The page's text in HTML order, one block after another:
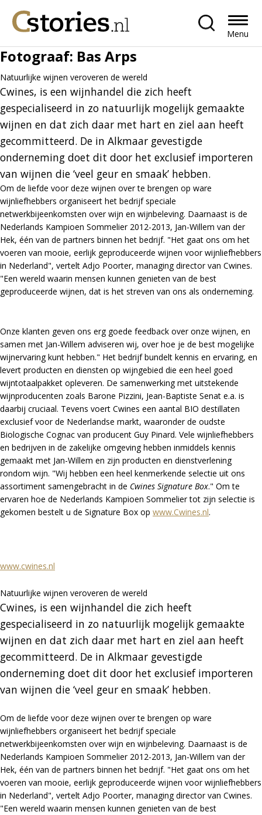
Menu
Fotograaf: Bas Arps
Natuurlijke wijnen veroveren de wereld
Cwines, is een wijnhandel die zich heeft
gespecialiseerd in zo natuurlijk mogelijk gemaakte
wijnen en dat zich daar met hart en ziel aan heeft
gecommitteerd. De in Alkmaar gevestigde
onderneming doet dit door het exclusief importeren
van wijnen die ‘veel geur en smaak’ hebben.
Om de liefde voor deze wijnen over te brengen op ware
wijnliefhebbers organiseert het bedrijf speciale
netwerkbijeenkomsten over wijn en wijnbeleving. Daarnaast is de
Nederlands Kampioen Sommelier 2012-2013, Jan-Willem van der
Hek, één van de partners binnen het bedrijf. "Het gaat ons om het
voeren van mooie, eerlijk geproduceerde wijnen voor wijnliefhebbers
in Nederland", vertelt Adjo Poorter, managing director van Cwines.
"Een wereld waarin mensen kunnen genieten van de best
geproduceerde wijnen, dat is het streven van ons als onderneming.
Onze klanten geven ons erg goede feedback over onze wijnen, en
samen met Jan-Willem adviseren wij, over hoe je de best mogelijke
wijnervaring kunt hebben." Het bedrijf bundelt kennis en ervaring, en
levert producten en diensten op wijngebied die een heel goed
wijntotaalpakket opleveren. De samenwerking met uitstekende
wijnproducenten zoals Barone Pizzini, Jean-Baptiste Senat e.a. is
daarbij cruciaal. Tevens voert Cwines een aantal BIO destillaten
exclusief voor de Nederlandse markt, waaronder de oudste
Biologische Cognac van producent Guy Pinard. Vele wijnliefhebbers
en bedrijven in de zakelijke omgeving hebben inmiddels kennis
gemaakt met Jan-Willem en zijn producten en dienstverlening
rondom wijn. "Wij hebben een heel kenmerkende selectie uit ons
assortiment samengebracht in de Cwines Signature Box." Om te
ervaren hoe de Nederlands Kampioen Sommelier tot zijn selectie is
gekomen bestelt u de Signature Box op www.Cwines.nl.
www.cwines.nl
Natuurlijke wijnen veroveren de wereld
Cwines, is een wijnhandel die zich heeft
gespecialiseerd in zo natuurlijk mogelijk gemaakte
wijnen en dat zich daar met hart en ziel aan heeft
gecommitteerd. De in Alkmaar gevestigde
onderneming doet dit door het exclusief importeren
van wijnen die ‘veel geur en smaak’ hebben.
Om de liefde voor deze wijnen over te brengen op ware
wijnliefhebbers organiseert het bedrijf speciale
netwerkbijeenkomsten over wijn en wijnbeleving. Daarnaast is de
Nederlands Kampioen Sommelier 2012-2013, Jan-Willem van der
Hek, één van de partners binnen het bedrijf. "Het gaat ons om het
voeren van mooie, eerlijk geproduceerde wijnen voor wijnliefhebbers
in Nederland", vertelt Adjo Poorter, managing director van Cwines.
"Een wereld waarin mensen kunnen genieten van de best